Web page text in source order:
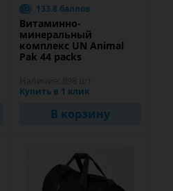
133.8 баллов
Витаминно-
минеральный
комплекс UN Animal
Pak 44 packs
Купить в 1 клик
В корзину